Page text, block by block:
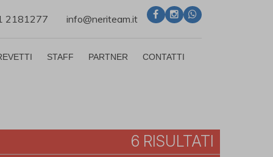
2181277 info@neriteam.it
STAFF PARTNER CONTATTI
6 RISULTATI